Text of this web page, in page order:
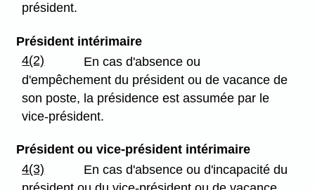
président.
Président intérimaire
4(2)
En cas d'absence ou
d'empêchement du président ou de vacance de
son poste, la présidence est assumée par le
vice-président.
Président ou vice-président intérimaire
4(3)
En cas d'absence ou d'incapacité du